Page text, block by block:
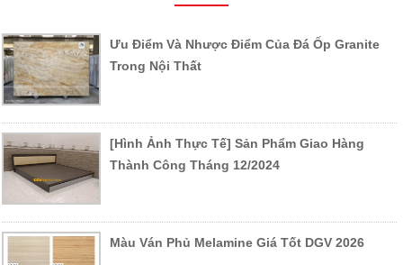
Ưu Điểm Và Nhược Điểm Của Đá Ốp Granite
Trong Nội Thất
[Hình Ảnh Thực Tế] Sản Phẩm Giao Hàng
Thành Công Tháng 12/2024
Màu Ván Phủ Melamine Giá Tốt DGV 2026